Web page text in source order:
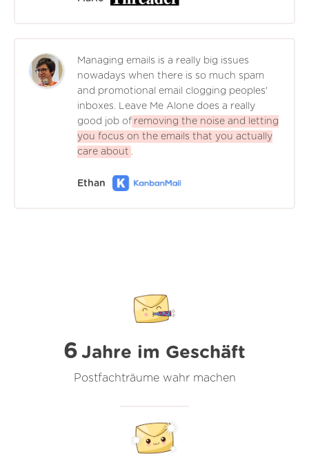
Managing emails is a really big issues
nowadays when there is so much spam
and promotional email clogging peoples'
inboxes. Leave Me Alone does a really
good job of removing the noise and letting
you focus on the emails that you actually
care about
Ethan
6 Jahre im Geschäft
Postfachträume wahr machen